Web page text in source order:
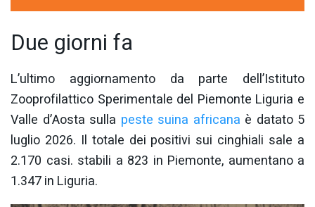
Due giorni fa
L’ultimo aggiornamento da parte dell’Istituto
Zooprofilattico Sperimentale del Piemonte Liguria e
Valle d’Aosta sulla peste suina africana è datato 5
luglio 2026. Il totale dei positivi sui cinghiali sale a
2.170 casi. stabili a 823 in Piemonte, aumentano a
1.347 in Liguria.